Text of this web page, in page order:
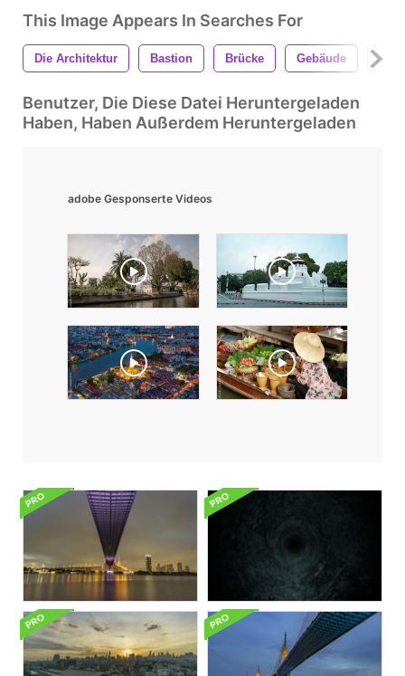
This Image Appears In Searches For
Die Architektur Bastion Brücke Gebäude
Benutzer, Die Diese Datei Heruntergeladen
Haben, Haben Außerdem Heruntergeladen
adobe Gesponserte Videos